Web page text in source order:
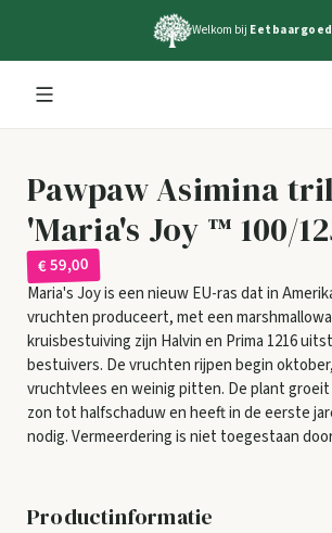
Welkom bij Eetbaargoed
Pawpaw Asimina
'Maria's Joy ™ 100/
€ 59,00
Maria's Joy is een nieuw EU-ras dat in
vruchten produceert, met een
kruisbestuiving zijn Halvin en Prima 1216
bestuivers. De vruchten rijpen begin
vruchtvlees en weinig pitten. De plant
zon tot halfschaduw en heeft in de eerste
nodig. Vermeerdering is niet toegestaan
Productinformatie